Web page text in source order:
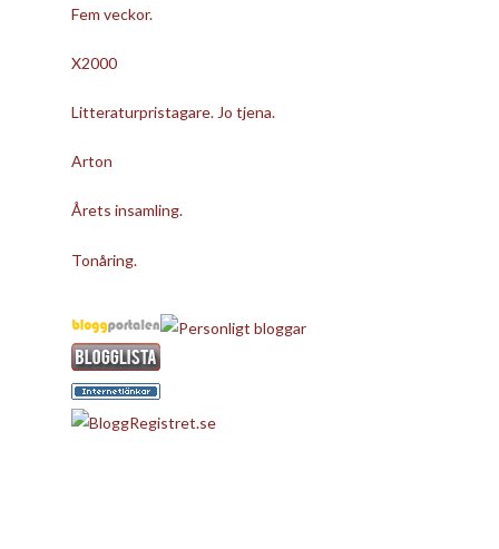
Fem veckor.
X2000
Litteraturpristagare. Jo tjena.
Arton
Årets insamling.
Tonåring.